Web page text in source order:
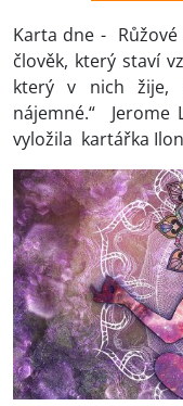
Karta dne - Růžové
člověk, který staví
který v nich žije,
nájemné.“
vyložila kartářka